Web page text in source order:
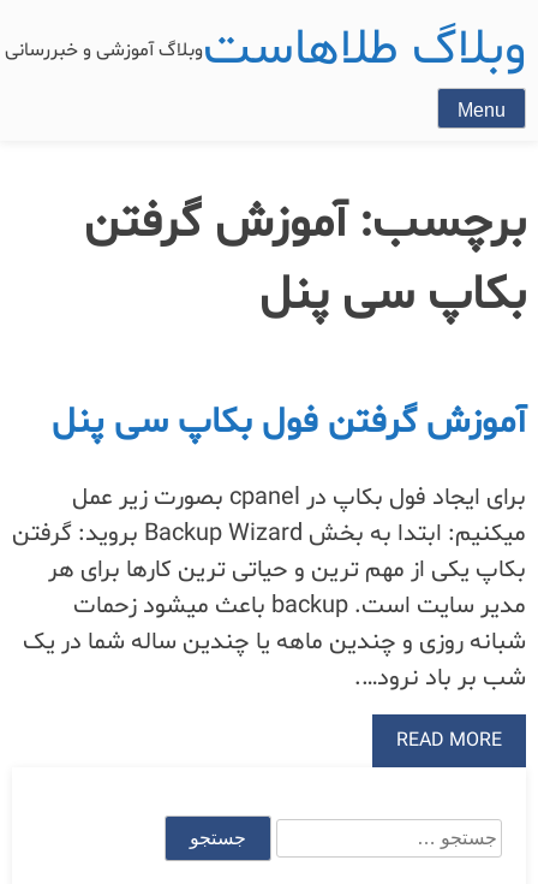
وبلاگ طلاهاستوبلاگ آموزشی و
Menu
برچسب:آموزش گرفتن
بکاپ سی پنل
آموزش گرفتن فول بکاپ سی پنل
برای ایجاد فول بکاپ در cpanel بصورت زیر عمل
میکنیم: ابتدا به بخش Backup Wizard بروید: گرفتن
بکاپ یکی از مهم ترین و حیاتی ترین کارها برای هر
مدیر سایت است. backup باعث میشود زحمات
شبانه روزی و چندین ماهه یا چندین ساله شما در یک
شب بر باد نرود….
READ MORE
جستجو
برای: